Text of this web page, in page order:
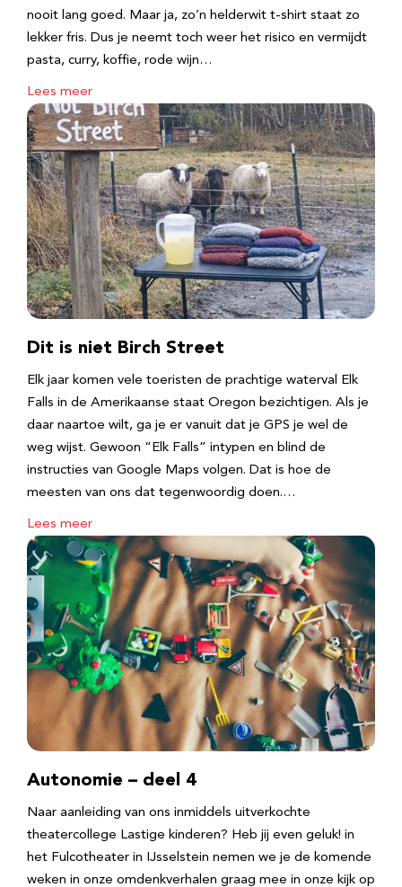
nooit lang goed. Maar ja, zo’n helderwit t-shirt staat zo
lekker fris. Dus je neemt toch weer het risico en vermijdt
pasta, curry, koffie, rode wijn…
Lees meer
Dit is niet Birch Street
Elk jaar komen vele toeristen de prachtige waterval Elk
Falls in de Amerikaanse staat Oregon bezichtigen. Als je
daar naartoe wilt, ga je er vanuit dat je GPS je wel de
weg wijst. Gewoon “Elk Falls” intypen en blind de
instructies van Google Maps volgen. Dat is hoe de
meesten van ons dat tegenwoordig doen.…
Lees meer
Autonomie – deel 4
Naar aanleiding van ons inmiddels uitverkochte
theatercollege Lastige kinderen? Heb jij even geluk! in
het Fulcotheater in IJsselstein nemen we je de komende
weken in onze omdenkverhalen graag mee in onze kijk op